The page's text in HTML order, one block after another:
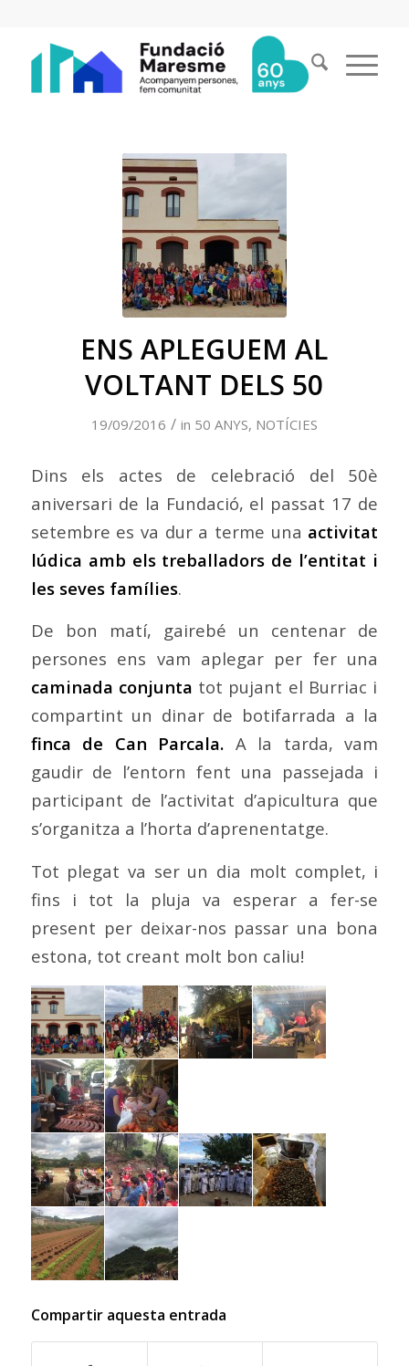
ENS APLEGUEM AL
VOLTANT DELS 50
19/09/2016 / in 50 ANYS, NOTÍCIES
Dins els actes de celebració del 50è
aniversari de la Fundació, el passat 17 de
setembre es va dur a terme una activitat
lúdica amb els treballadors de l’entitat i
les seves famílies.
De bon matí, gairebé un centenar de
persones ens vam aplegar per fer una
caminada conjunta tot pujant el Burriac i
compartint un dinar de botifarrada a la
finca de Can Parcala. A la tarda, vam
gaudir de l’entorn fent una passejada i
participant de l’activitat d’apicultura que
s’organitza a l’horta d’aprenentatge.
Tot plegat va ser un dia molt complet, i
fins i tot la pluja va esperar a fer-se
present per deixar-nos passar una bona
estona, tot creant molt bon caliu!
Compartir aquesta entrada